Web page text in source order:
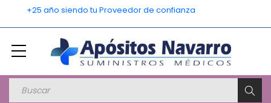
    +25 año siendo tu Proveedor de confianza